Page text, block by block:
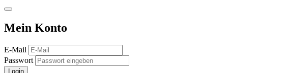
Mein Konto
E-Mail
Passwort
Login